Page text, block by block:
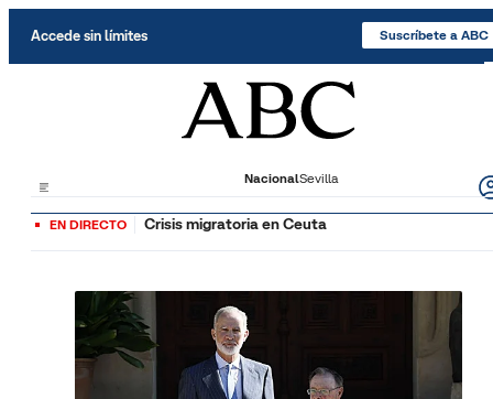
Accede sin límites Suscríbete a ABC
NacionalSevilla
EN DIRECTO Crisis migratoria en Ceuta